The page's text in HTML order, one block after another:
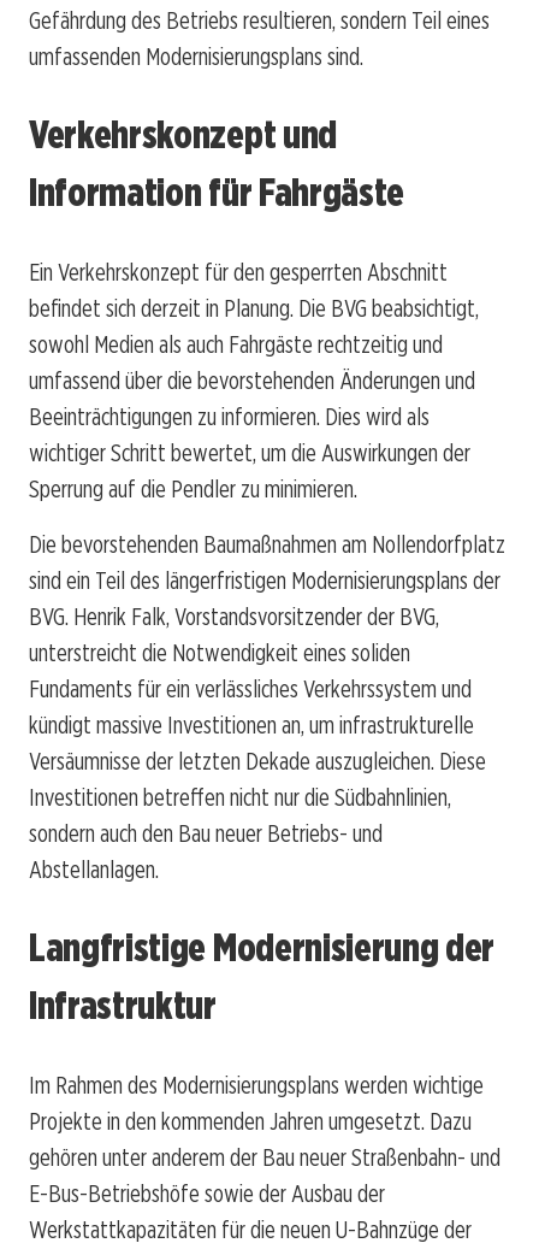
Gefährdung des Betriebs resultieren, sondern Teil eines
umfassenden Modernisierungsplans sind.
Verkehrskonzept und
Information für Fahrgäste
Ein Verkehrskonzept für den gesperrten Abschnitt
befindet sich derzeit in Planung. Die BVG beabsichtigt,
sowohl Medien als auch Fahrgäste rechtzeitig und
umfassend über die bevorstehenden Änderungen und
Beeinträchtigungen zu informieren. Dies wird als
wichtiger Schritt bewertet, um die Auswirkungen der
Sperrung auf die Pendler zu minimieren.
Die bevorstehenden Baumaßnahmen am Nollendorfplatz
sind ein Teil des längerfristigen Modernisierungsplans der
BVG. Henrik Falk, Vorstandsvorsitzender der BVG,
unterstreicht die Notwendigkeit eines soliden
Fundaments für ein verlässliches Verkehrssystem und
kündigt massive Investitionen an, um infrastrukturelle
Versäumnisse der letzten Dekade auszugleichen. Diese
Investitionen betreffen nicht nur die Südbahnlinien,
sondern auch den Bau neuer Betriebs- und
Abstellanlagen.
Langfristige Modernisierung der
Infrastruktur
Im Rahmen des Modernisierungsplans werden wichtige
Projekte in den kommenden Jahren umgesetzt. Dazu
gehören unter anderem der Bau neuer Straßenbahn- und
E-Bus-Betriebshöfe sowie der Ausbau der
Werkstattkapazitäten für die neuen U-Bahnzüge der